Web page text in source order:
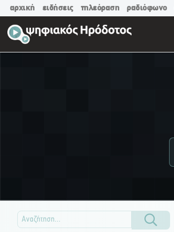
αρχική ειδήσεις τηλεόραση ραδιόφωνο